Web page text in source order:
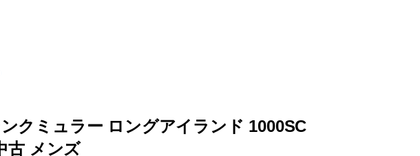
クミュラー ロングアイランド 1000SC
古 メンズ